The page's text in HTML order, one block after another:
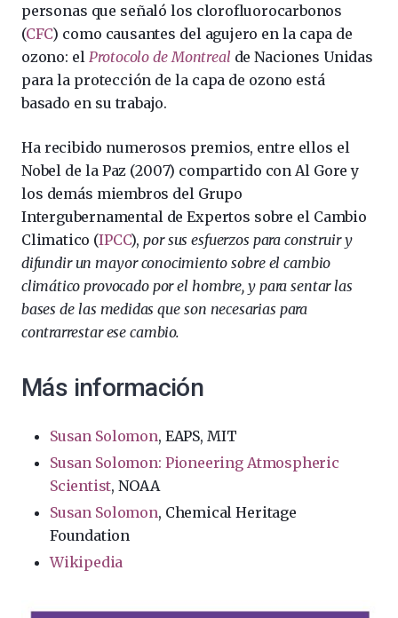
personas que señaló los clorofluorocarbonos
(CFC) como causantes del agujero en la capa de
ozono: el Protocolo de Montreal de Naciones Unidas
para la protección de la capa de ozono está
basado en su trabajo.
Ha recibido numerosos premios, entre ellos el
Nobel de la Paz (2007) compartido con Al Gore y
los demás miembros del Grupo
Intergubernamental de Expertos sobre el Cambio
Climatico (IPCC), por sus esfuerzos para construir y
difundir un mayor conocimiento sobre el cambio
climático provocado por el hombre, y para sentar las
bases de las medidas que son necesarias para
contrarrestar ese cambio.
Más información
Susan Solomon, EAPS, MIT
Susan Solomon: Pioneering Atmospheric
Scientist, NOAA
Susan Solomon, Chemical Heritage
Foundation
Wikipedia